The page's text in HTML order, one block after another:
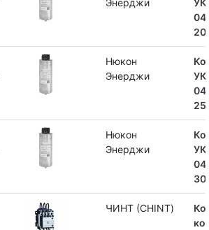
Нюкон
Энерджи
Нюкон
Энерджи
ЧИНТ (CHINT)